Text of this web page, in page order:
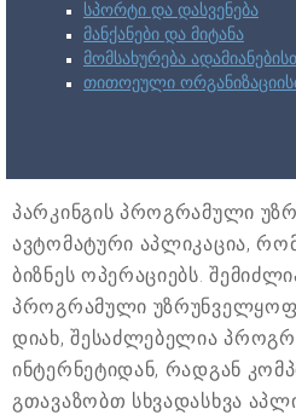
სპორტი და დასვენება
მანქანები და მიტანა
მომსახურება
თითოეული
პარკინგის პროგრამული
ავტომატური აპლიკაცია,
ბიზნეს ოპერაციებს.
პროგრამული
დიახ, შესაძლებელია
ინტერნეტიდან, რადგან
გთავაზობთ სხვადასხვა